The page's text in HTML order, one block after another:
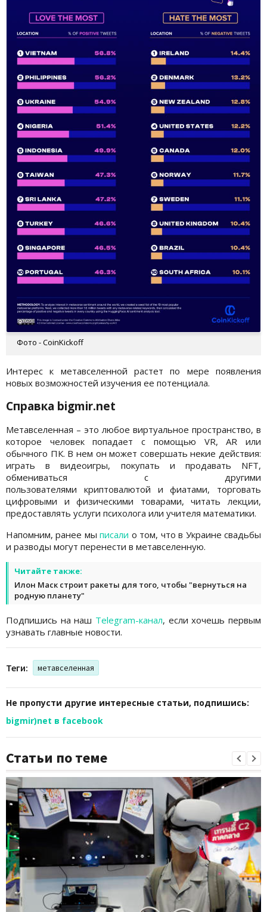
Фото - CoinKickoff
Интерес к метавселенной растет по мере появления
новых возможностей изучения ее потенциала.
Справка bigmir.net
Метавселенная – это любое виртуальное пространство, в
которое человек попадает с помощью VR, AR или
обычного ПК. В нем он может совершать некие действия:
играть в видеоигры, покупать и продавать NFT,
обмениваться с другими
пользователями криптовалютой и фиатами, торговать
цифровыми и физическими товарами, читать лекции,
предоставлять услуги психолога или учителя математики.
Напомним, ранее мыписали о том, что в Украине свадьбы
и разводы могут перенести в метавселенную.
Читайте также:
Илон Маск строит ракеты для того, чтобы "вернуться на
родную планету"
Подпишись на наш Telegram-канал, если хочешь первым
узнавать главные новости.
Теги: метавселенная
Не пропусти другие интересные статьи, подпишись:
bigmir)net в facebook
Статьи по теме